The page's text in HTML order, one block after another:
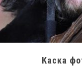
Каска